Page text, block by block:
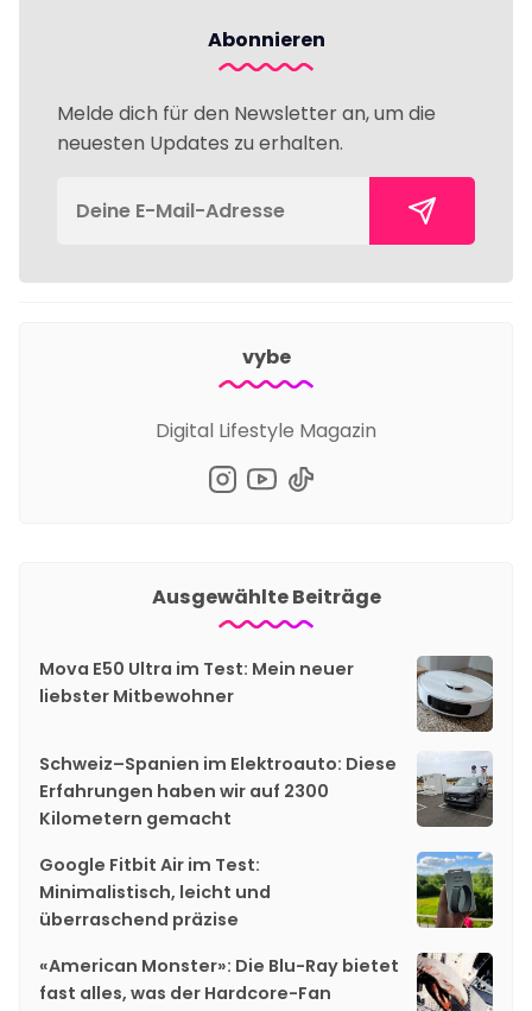
Abonnieren
Melde dich für den Newsletter an, um die
neuesten Updates zu erhalten.
vybe
Digital Lifestyle Magazin
Ausgewählte Beiträge
Mova E50 Ultra im Test: Mein neuer
liebster Mitbewohner
Schweiz–Spanien im Elektroauto: Diese
Erfahrungen haben wir auf 2300
Kilometern gemacht
Google Fitbit Air im Test:
Minimalistisch, leicht und
überraschend präzise
«American Monster»: Die Blu-Ray bietet
fast alles, was der Hardcore-Fan